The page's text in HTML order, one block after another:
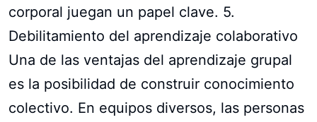
corporal juegan un papel clave. 5.
Debilitamiento del aprendizaje colaborativo
Una de las ventajas del aprendizaje grupal
es la posibilidad de construir conocimiento
colectivo. En equipos diversos, las personas